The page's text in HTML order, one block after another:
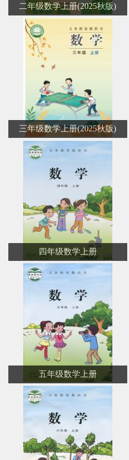
二年级数学上册(2025秋版)
三年级数学上册(2025秋版)
四年级数学上册
五年级数学上册